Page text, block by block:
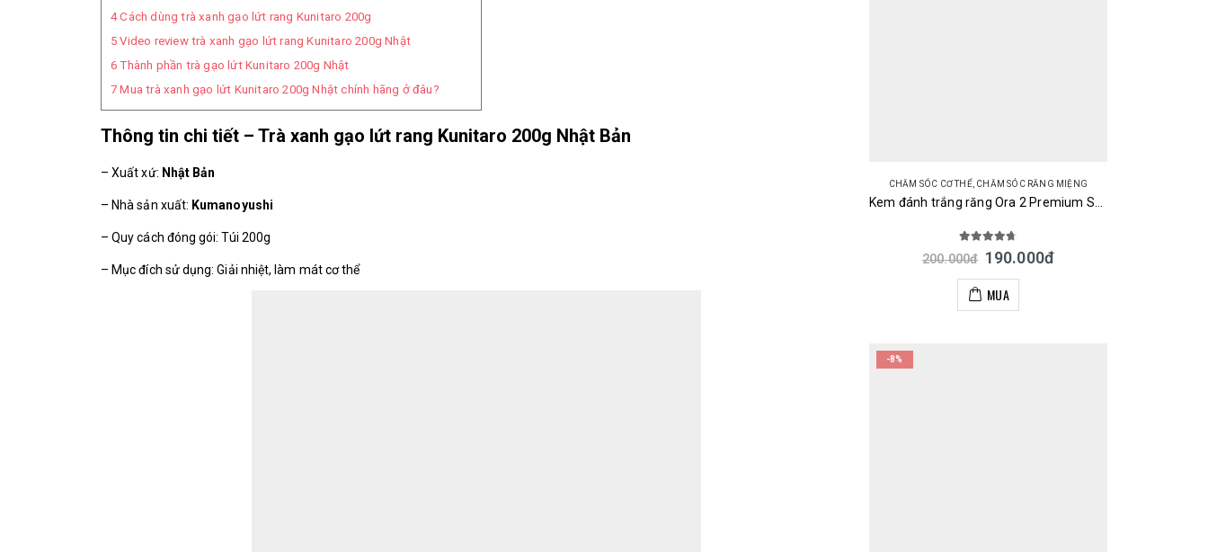
4Cách dùng trà xanh gạo lứt rang Kunitaro 200g
5 Video review trà xanh gạo lứt rang Kunitaro 200g Nhật
6 Thành phần trà gạo lứt Kunitaro 200g Nhật
7 Mua trà xanh gạo lứt Kunitaro 200g Nhật chính hãng ở đâu?
Thông tin chi tiết – Trà xanh gạo lứt rang Kunitaro 200g Nhật Bản
– Xuất xứ: Nhật Bản
– Nhà sản xuất: Kumanoyushi
– Quy cách đóng gói: Túi 200g
– Mục đích sử dụng: Giải nhiệt, làm mát cơ thể
CHĂM SÓC CƠ THỂ, CHĂM SÓC RĂNG MIỆNG
Kem đánh trắng răng Ora 2 Premium Stain Clear 100g Nhật Bản
out of 5
200.000đ 190.000đ
MUA
-8%